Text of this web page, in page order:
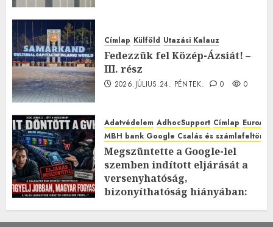
Címlap Külföld Utazási Kalauz
Fedezzük fel Közép-Ázsiát! –
III. rész
2026.JÚLIUS.24. PÉNTEK. 0 0
Adatvédelem AdhocSupport Címlap
MBH bank Google Csalás és
Megszüntette a Google-lel
szemben indított eljárását a
versenyhatóság,
bizonyíthatóság hiányában:
2026.JÚLIUS.23. CSÜTÖRTÖK.
0